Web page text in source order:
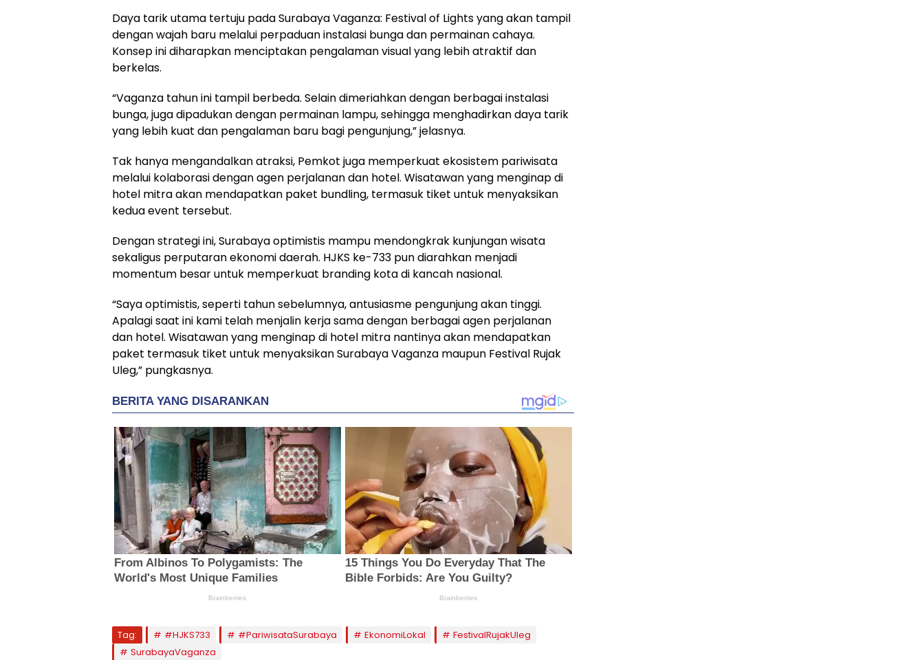
Daya tarik utama tertuju pada Surabaya Vaganza: Festival of Lights yang akan tampil
dengan wajah baru melalui perpaduan instalasi bunga dan permainan cahaya.
Konsep ini diharapkan menciptakan pengalaman visual yang lebih atraktif dan
berkelas.
“Vaganza tahun ini tampil berbeda. Selain dimeriahkan dengan berbagai instalasi
bunga, juga dipadukan dengan permainan lampu, sehingga menghadirkan daya tarik
yang lebih kuat dan pengalaman baru bagi pengunjung,” jelasnya.
Tak hanya mengandalkan atraksi, Pemkot juga memperkuat ekosistem pariwisata
melalui kolaborasi dengan agen perjalanan dan hotel. Wisatawan yang menginap di
hotel mitra akan mendapatkan paket bundling, termasuk tiket untuk menyaksikan
kedua event tersebut.
Dengan strategi ini, Surabaya optimistis mampu mendongkrak kunjungan wisata
sekaligus perputaran ekonomi daerah. HJKS ke-733 pun diarahkan menjadi
momentum besar untuk memperkuat branding kota di kancah nasional.
“Saya optimistis, seperti tahun sebelumnya, antusiasme pengunjung akan tinggi.
Apalagi saat ini kami telah menjalin kerja sama dengan berbagai agen perjalanan
dan hotel. Wisatawan yang menginap di hotel mitra nantinya akan mendapatkan
paket termasuk tiket untuk menyaksikan Surabaya Vaganza maupun Festival Rujak
Uleg,” pungkasnya.
Tag: #HJKS733 #PariwisataSurabaya EkonomiLokal
FestivalRujakUleg
SurabayaVaganza